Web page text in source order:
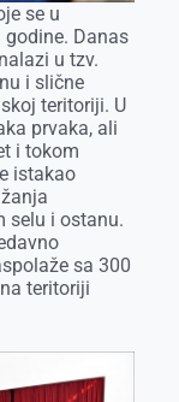
se u
Danas
u tzv.
i slične
teritoriji. U
prvaka, ali
i tokom
istakao
selu i ostanu.
sa 300
teritoriji